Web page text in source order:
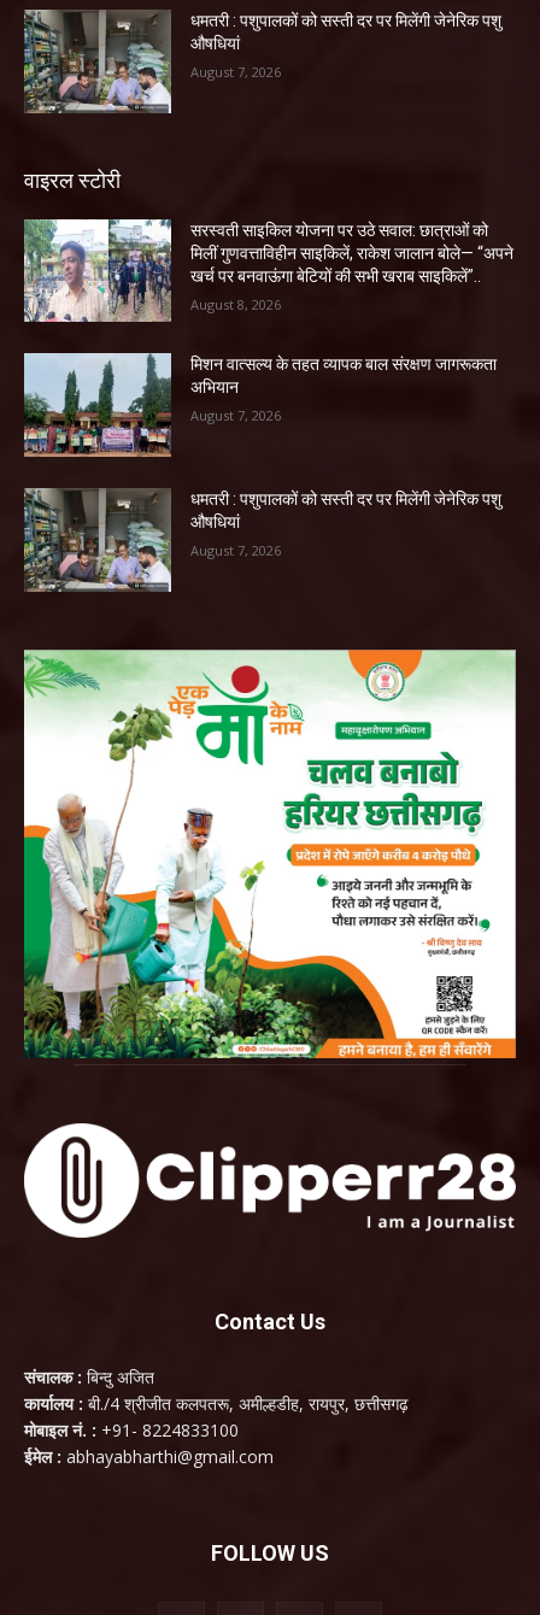
धमतरी : पशुपालकों को सस्ती दर पर मिलेंगी जेनेरिक पशु
औषधियां
August 7, 2026
वाइरल स्टोरी
सरस्वती साइकिल योजना पर उठे सवाल: छात्राओं को
मिलीं गुणवत्ताविहीन साइकिलें, राकेश जालान बोले— “अपने
खर्च पर बनवाऊंगा बेटियों की सभी खराब साइकिलें”..
August 8, 2026
मिशन वात्सल्य के तहत व्यापक बाल संरक्षण जागरूकता
अभियान
August 7, 2026
धमतरी : पशुपालकों को सस्ती दर पर मिलेंगी जेनेरिक पशु
औषधियां
August 7, 2026
Contact Us
संचालक : बिन्दु अजित
कार्यालय : बी./4 श्रीजीत कलपतरू, अमील्हडीह, रायपुर, छत्तीसगढ़
मोबाइल नं. : +91- 8224833100
ईमेल : abhayabharthi@gmail.com
FOLLOW US